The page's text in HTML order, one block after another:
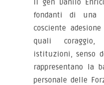
Il gen Danilo
fondanti di una
cosciente
quali
istituzioni, senso
rappresentano la
personale delle